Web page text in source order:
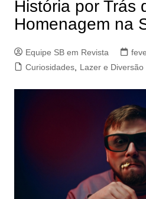
História por Trás
Homenagem na
Equipe SB em Revista
Curiosidades, Lazer e Diversão